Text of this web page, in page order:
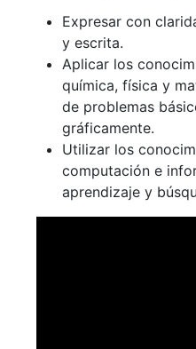
Expresar con
y escrita.
Aplicar los
química, física y
de problemas
gráficamente.
Utilizar los
computación e
aprendizaje y